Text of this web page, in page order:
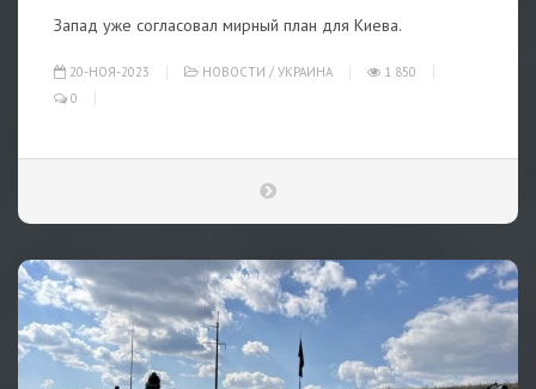
Запад уже согласовал мирный план для Киева.
20-НОЯ-2023 НОВОСТИ / УКРАИНА
1 850
0